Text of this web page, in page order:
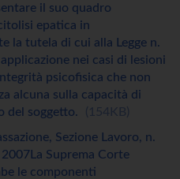
il suo quadro
epatica in
la tutela di cui alla Legge n.
nei casi di lesioni
psicofisica che non
alcuna sulla capacità di
del soggetto.
154KB
Sezione Lavoro, n.
Suprema Corte
le componenti